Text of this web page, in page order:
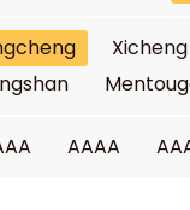
Xicheng
AAAA